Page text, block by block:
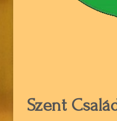
Szent